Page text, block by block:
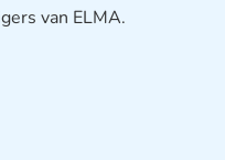
van ELMA.